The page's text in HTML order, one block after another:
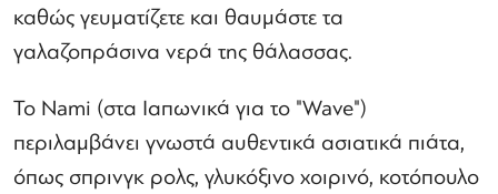
καθώς γευματίζετε και θαυμάστε τα
γαλαζοπράσινα νερά της θάλασσας.
Το Nami (στα Ιαπωνικά για το "Wave")
περιλαμβάνει γνωστά αυθεντικά ασιατικά πιάτα,
όπως σπρινγκ ρολς, γλυκόξινο χοιρινό, κοτόπουλο